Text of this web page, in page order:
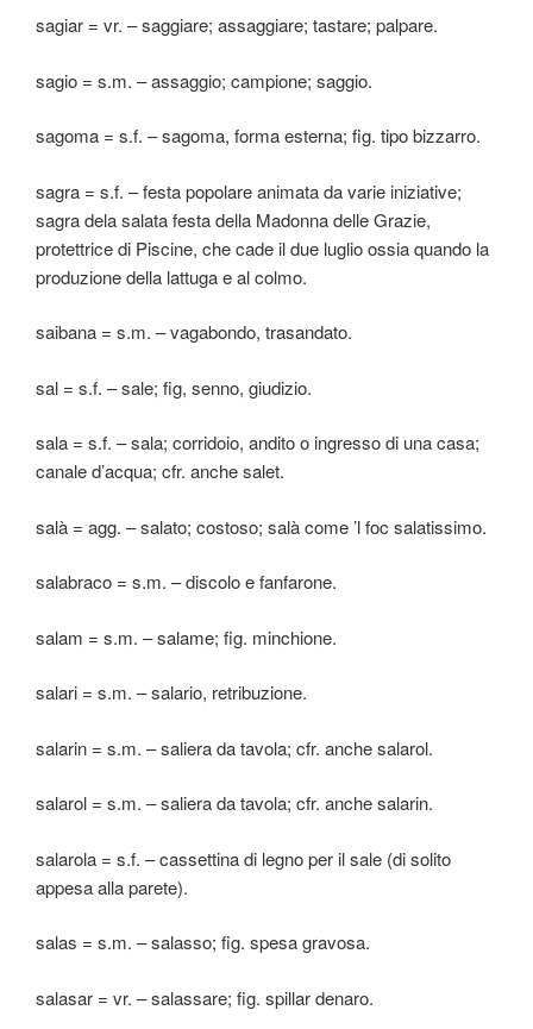
sagiar = vr. – saggiare; assaggiare; tastare; palpare.
sagio = s.m. – assaggio; campione; saggio.
sagoma = s.f. – sagoma, forma esterna; fig. tipo bizzarro.
sagra = s.f. – festa popolare animata da varie iniziative;
sagra dela salata festa della Madonna delle Grazie,
protettrice di Piscine, che cade il due luglio ossia quando la
produzione della lattuga e al colmo.
saibana = s.m. – vagabondo, trasandato.
sal = s.f. – sale; fig, senno, giudizio.
sala = s.f. – sala; corridoio, andito o ingresso di una casa;
canale d’acqua; cfr. anche salet.
salà = agg. – salato; costoso; salà come ’l foc salatissimo.
salabraco = s.m. – discolo e fanfarone.
salam = s.m. – salame; fig. minchione.
salari = s.m. – salario, retribuzione.
salarin = s.m. – saliera da tavola; cfr. anche salarol.
salarol = s.m. – saliera da tavola; cfr. anche salarin.
salarola = s.f. – cassettina di legno per il sale (di solito
appesa alla parete).
salas = s.m. – salasso; fig. spesa gravosa.
salasar = vr. – salassare; fig. spillar denaro.